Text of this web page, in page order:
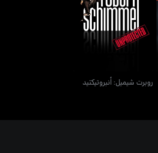
روبرت شيميل: أنبروتيكتيد
روبرت شيميل: أنبروتيكتيد